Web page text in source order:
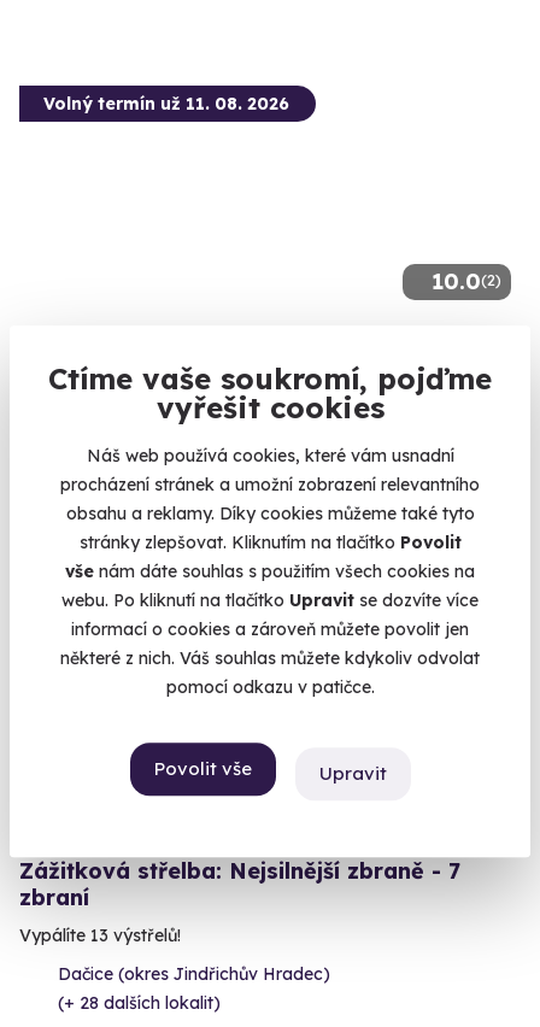
Ctíme vaše soukromí, pojďme
vyřešit cookies
Náš web používá cookies, které vám usnadní
procházení stránek a umožní zobrazení relevantního
obsahu a reklamy. Díky cookies můžeme také tyto
stránky zlepšovat. Kliknutím na tlačítko Povolit
vše nám dáte souhlas s použitím všech cookies na
webu. Po kliknutí na tlačítko Upravit se dozvíte více
informací o cookies a zároveň můžete povolit jen
některé z nich. Váš souhlas můžete kdykoliv odvolat
pomocí odkazu v patičce.
Povolit vše Upravit
10.0(2)
Volný termín už 11. 08. 2026
Čeká vás 60 výstřelů!
Dačice (okres Jindřichův Hradec)
(+ 28 dalších lokalit)
3 599 Kč
Volný termín už 11. 08. 2026
Zážitková střelba: Nejsilnější zbraně - 7
zbraní
Vypálíte 13 výstřelů!
Dačice (okres Jindřichův Hradec)
(+ 28 dalších lokalit)